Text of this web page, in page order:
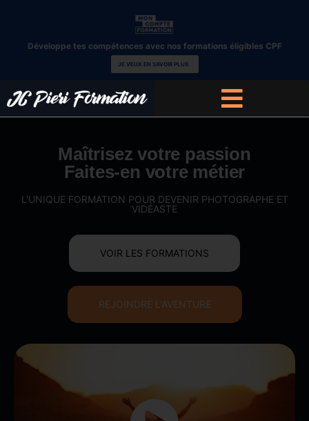
Développe tes compétences avec nos formations éligibles CPF
JE VEUX EN SAVOIR PLUS
Maîtrisez votre passion
Faites-en votre métier
L'UNIQUE FORMATION POUR DEVENIR PHOTOGRAPHE ET
VIDÉASTE
VOIR LES FORMATIONS
REJOINDRE L'AVENTURE